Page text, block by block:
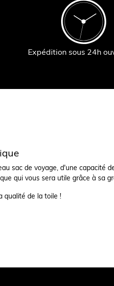
Expédition sous 24h
sac de voyage, d'une capacité
qui vous sera utile grâce à sa
qualité de la toile !